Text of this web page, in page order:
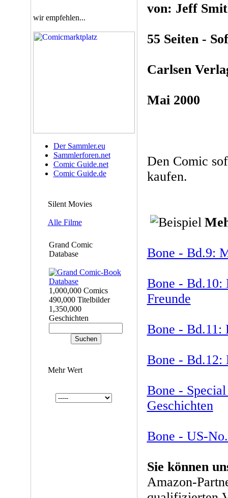
wir empfehlen...
Der Sammler.eu
Sammlerforen.net
Comic Guide.net
Comic Guide.de
Silent Movies
Alle Filme
Grand Comic
Database
1,000,000 Comics
490,000 Titelbilder
1,350,000
Geschichten
Mehr Wert
von: Jeff
55 Seiten -
Carlsen
Mai 2000
Den Comic
kaufen.
Bone - Bd.9:
Bone - Bd.10:
Freunde
Bone - Bd.11:
Bone - Bd.12:
Bone -
Geschichten
Bone - US-
Sie können
Amazon-